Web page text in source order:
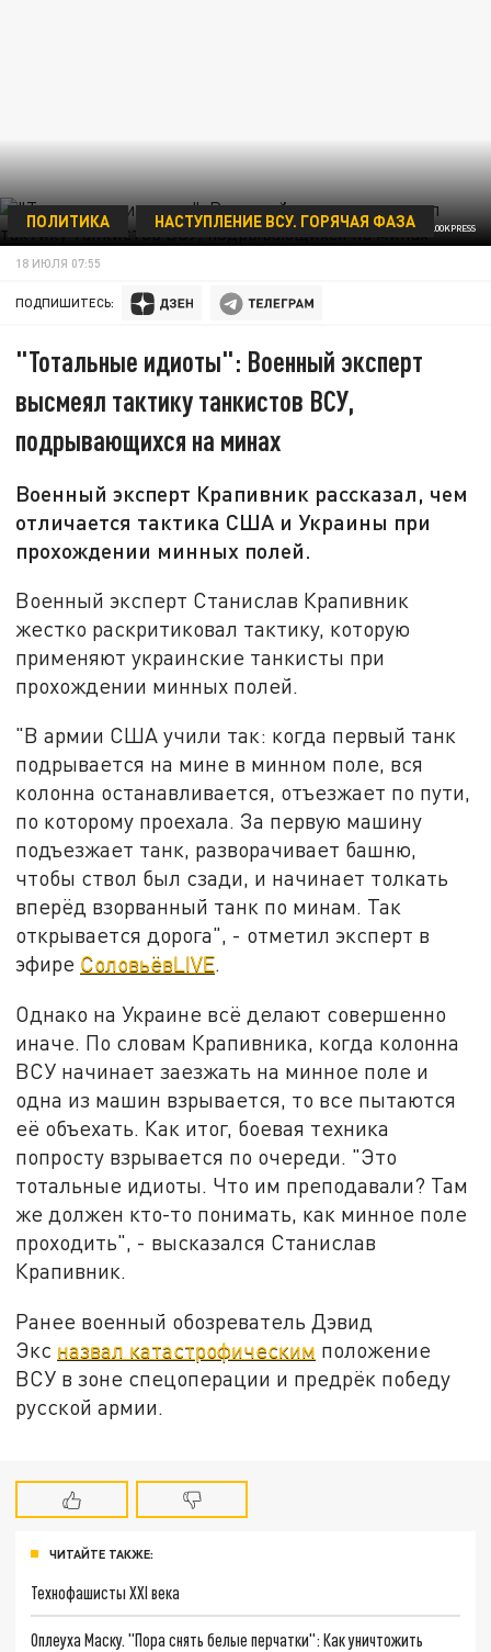
MATTHIAS MERZ/DPA/GLOBALLOOKPRESS
ПОЛИТИКА НАСТУПЛЕНИЕ ВСУ. ГОРЯЧАЯ ФАЗА
18 ИЮЛЯ 07:55
ПОДПИШИТЕСЬ:
"Тотальные идиоты": Военный эксперт
высмеял тактику танкистов ВСУ,
подрывающихся на минах
Военный эксперт Крапивник рассказал, чем
отличается тактика США и Украины при
прохождении минных полей.
Военный эксперт Станислав Крапивник
жестко раскритиковал тактику, которую
применяют украинские танкисты при
прохождении минных полей.
"В армии США учили так: когда первый танк
подрывается на мине в минном поле, вся
колонна останавливается, отъезжает по пути,
по которому проехала. За первую машину
подъезжает танк, разворачивает башню,
чтобы ствол был сзади, и начинает толкать
вперёд взорванный танк по минам. Так
открывается дорога", - отметил эксперт в
эфире СоловьёвLIVE.
Однако на Украине всё делают совершенно
иначе. По словам Крапивника, когда колонна
ВСУ начинает заезжать на минное поле и
одна из машин взрывается, то все пытаются
её объехать. Как итог, боевая техника
попросту взрывается по очереди. "Это
тотальные идиоты. Что им преподавали? Там
же должен кто-то понимать, как минное поле
проходить", - высказался Станислав
Крапивник.
Ранее военный обозреватель Дэвид
Экс назвал катастрофическим положение
ВСУ в зоне спецоперации и предрёк победу
русской армии.
ЧИТАЙТЕ ТАКЖЕ:
Технофашисты XXI века
Оплеуха Маску. "Пора снять белые перчатки": Как уничтожить